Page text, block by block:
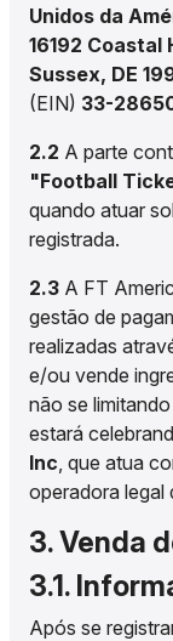
Unidos da
16192
Sussex, DE
(EIN) 33-
2.2 A parte
"Football
quando atuar
registrada.
2.3 A FT
gestão de
realizadas
e/ou vende
não se limitando
estará
Inc, que atua
operadora legal
3. Venda
3.1.
Após se